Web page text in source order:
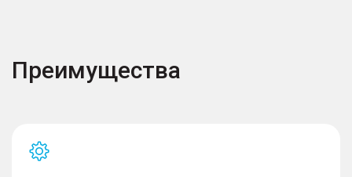
Преимущества